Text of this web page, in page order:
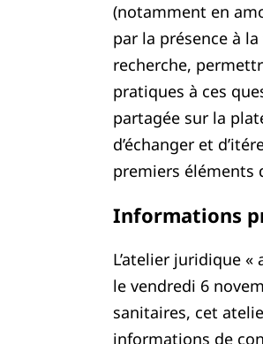
(notamment en
par la présence à
recherche,
pratiques à ces
partagée sur la
d’échanger et
premiers éléments
Informations
L’atelier juridique
le vendredi 6
sanitaires, cet
informations de